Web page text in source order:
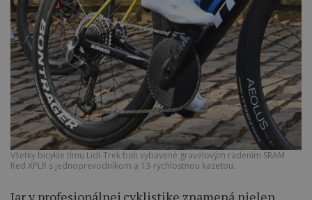
Všetky bicykle tímu Lidl-Trek boli vybavené gravelovým radením SRAM
Red XPLR s jednoprevodníkom a 13-rýchlostnou kazetou.
Jar v profesionálnej cyklistike znamená nielen